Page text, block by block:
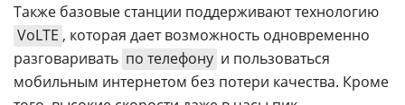
Также базовые станции поддерживают технологию
VoLTE , которая дает возможность одновременно
разговаривать по телефону и пользоваться
мобильным интернетом без потери качества. Кроме